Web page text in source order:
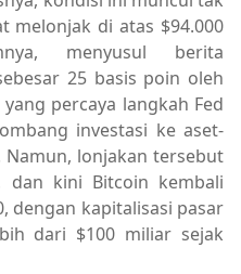
melonjak di atas $94.000
menyusul berita
25 basis poin oleh
yang percaya langkah Fed
investasi ke aset-
lonjakan tersebut
dan kini Bitcoin kembali
dengan kapitalisasi pasar
dari $100 miliar sejak